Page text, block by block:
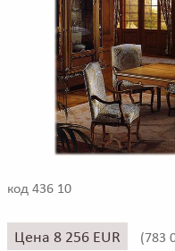
код 436 10
Цена 8 256 EUR (783